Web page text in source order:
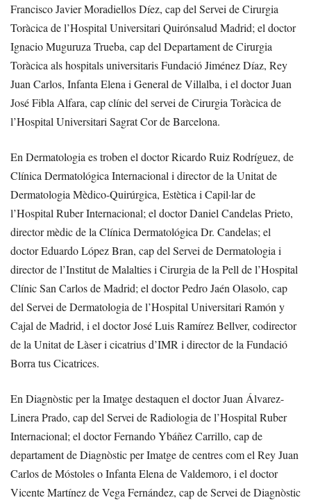
Francisco Javier Moradiellos Díez, cap del Servei de Cirurgia
Toràcica de l’Hospital Universitari Quirónsalud Madrid; el doctor
Ignacio Muguruza Trueba, cap del Departament de Cirurgia
Toràcica als hospitals universitaris Fundació Jiménez Díaz, Rey
Juan Carlos, Infanta Elena i General de Villalba, i el doctor Juan
José Fibla Alfara, cap clínic del servei de Cirurgia Toràcica de
l’Hospital Universitari Sagrat Cor de Barcelona.
En Dermatologia es troben el doctor Ricardo Ruiz Rodríguez, de
Clínica Dermatológica Internacional i director de la Unitat de
Dermatologia Mèdico-Quirúrgica, Estètica i Capil·lar de
l’Hospital Ruber Internacional; el doctor Daniel Candelas Prieto,
director mèdic de la Clínica Dermatológica Dr. Candelas; el
doctor Eduardo López Bran, cap del Servei de Dermatologia i
director de l’Institut de Malalties i Cirurgia de la Pell de l’Hospital
Clínic San Carlos de Madrid; el doctor Pedro Jaén Olasolo, cap
del Servei de Dermatologia de l’Hospital Universitari Ramón y
Cajal de Madrid, i el doctor José Luis Ramírez Bellver, codirector
de la Unitat de Làser i cicatrius d’IMR i director de la Fundació
Borra tus Cicatrices.
En Diagnòstic per la Imatge destaquen el doctor Juan Álvarez-
Linera Prado, cap del Servei de Radiologia de l’Hospital Ruber
Internacional; el doctor Fernando Ybáñez Carrillo, cap de
departament de Diagnòstic per Imatge de centres com el Rey Juan
Carlos de Móstoles o Infanta Elena de Valdemoro, i el doctor
Vicente Martínez de Vega Fernández, cap de Servei de Diagnòstic